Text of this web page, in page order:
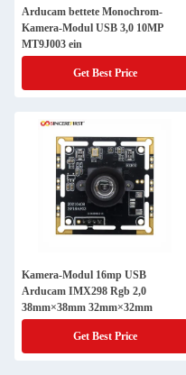
Arducam bettete Monochrom-
Kamera-Modul USB 3,0 10MP
MT9J003 ein
Get Best Price
Kamera-Modul 16mp USB
Arducam IMX298 Rgb 2,0
38mm×38mm 32mm×32mm
Get Best Price